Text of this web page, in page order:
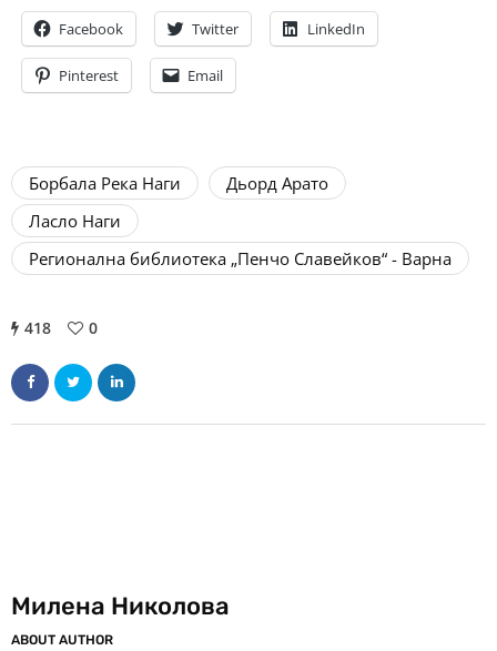
Facebook Twitter LinkedIn
Pinterest Email
Борбала Река Наги
Дьорд Арато
Ласло Наги
Регионална библиотека „Пенчо Славейков“ - Варна
418 0
Милена Николова
ABOUT AUTHOR